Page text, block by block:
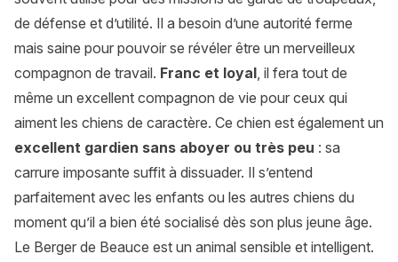
de défense et d’utilité. Il a besoin d’une autorité ferme
mais saine pour pouvoir se révéler être un merveilleux
compagnon de travail. Franc et loyal, il fera tout de
même un excellent compagnon de vie pour ceux qui
aiment les chiens de caractère. Ce chien est également un
excellent gardien sans aboyer ou très peu : sa
carrure imposante suffit à dissuader. Il s’entend
parfaitement avec les enfants ou les autres chiens du
moment qu’il a bien été socialisé dès son plus jeune âge.
Le Berger de Beauce est un animal sensible et intelligent.